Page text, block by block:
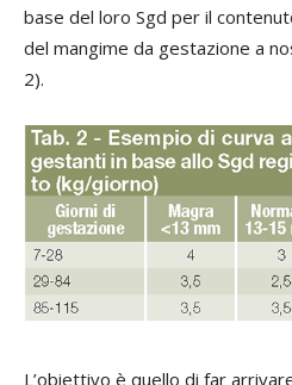
base del loro Sgd per il
del mangime da gestazione a
2).
L’obiettivo è quello di far